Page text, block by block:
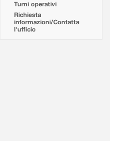
Turni operativi
Richiesta
informazioni/Contatta
l'ufficio